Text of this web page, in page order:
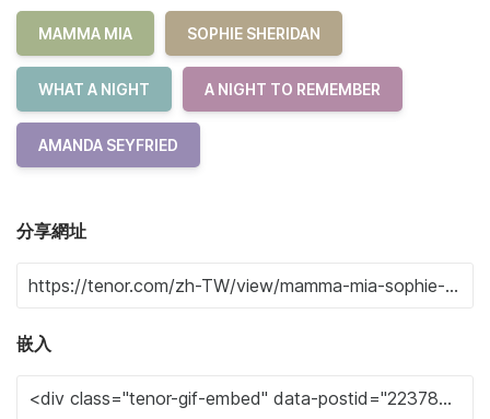
MAMMA MIA SOPHIE SHERIDAN
WHAT A NIGHT A NIGHT TO REMEMBER
AMANDA SEYFRIED
分享網址
嵌入